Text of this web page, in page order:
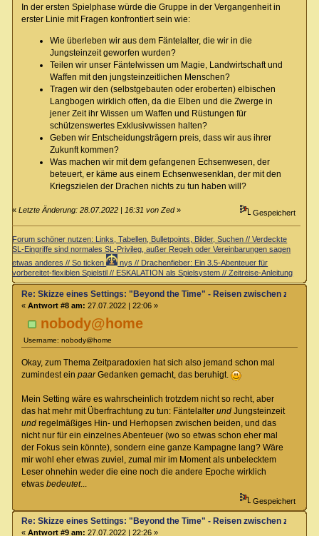
In der ersten Spielphase würde die Gruppe in der Vergangenheit in
erster Linie mit Fragen konfrontiert sein wie:
Wie überleben wir aus dem Fäntelalter, die wir in die
Jungsteinzeit geworfen wurden?
Teilen wir unser Fäntelwissen um Magie, Landwirtschaft und
Waffen mit den jungsteinzeitlichen Menschen?
Tragen wir den (selbstgebauten oder eroberten) elbischen
Langbogen wirklich offen, da die Elben und die Zwerge in
jener Zeit ihr Wissen um Waffen und Rüstungen für
schützenswertes Exklusivwissen halten?
Geben wir Entscheidungsträgern preis, dass wir aus ihrer
Zukunft kommen?
Was machen wir mit dem gefangenen Echsenwesen, der
beteuert, er käme aus einem Echsenwesenklan, der mit den
Kriegszielen der Drachen nichts zu tun haben will?
«Letzte Änderung: 28.07.2022 | 16:31 von Zed» Gespeichert
Forum schöner nutzen: Links, Tabellen, Bulletpoints, Bilder, Suchen // Verdeckte
SL-Eingriffe sind normales SL-Privileg, außer Regeln oder Vereinbarungen sagen
etwas anderes // So ticken
nys // Drachenfieber: Ein 3.5-Abenteuer für
vorbereitet-flexiblen Spielstil // ESKALATION als Spielsystem // Zeitreise-Anleitung
nobody@home
Username: nobody@home
Re: Skizze eines Settings: "Beyond the Time" - Reisen zwischen zwei
« Antwort #8 am: 27.07.2022 | 22:06 »
Okay, zum Thema Zeitparadoxien hat sich also jemand schon mal
zumindest ein paarGedanken gemacht, das beruhigt.
Mein Setting wäre es wahrscheinlich trotzdem nicht so recht, aber
das hat mehr mit Überfrachtung zu tun: Fäntelalter undJungsteinzeit
undregelmäßiges Hin- und Herhopsen zwischen beiden, und das
nicht nur für ein einzelnes Abenteuer (wo so etwas schon eher mal
der Fokus sein könnte), sondern eine ganze Kampagne lang? Wäre
mir wohl eher etwas zuviel, zumal mir im Moment als unbelecktem
Leser ohnehin weder die eine noch die andere Epoche wirklich
etwas bedeutet...
Gespeichert
Re: Skizze eines Settings: "Beyond the Time" - Reisen zwischen zwei
« Antwort #9 am: 27.07.2022 | 22:26 »